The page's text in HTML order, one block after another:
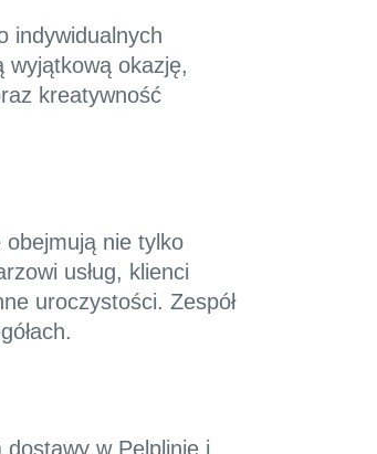
indywidualnych
wyjątkową okazję,
kreatywność
obejmują nie tylko
usług, klienci
uroczystości. Zespół
w Pelplinie i